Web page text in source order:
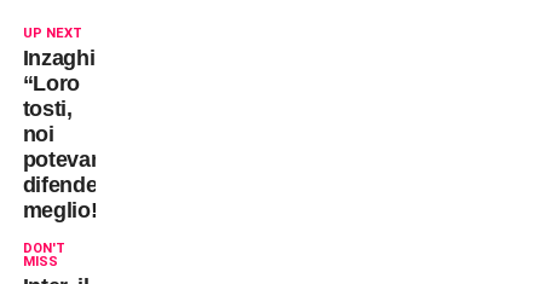
UP NEXT
Inzaghi:
“Loro
tosti,
noi
potevamo
difendere
meglio!”
DON'T
MISS